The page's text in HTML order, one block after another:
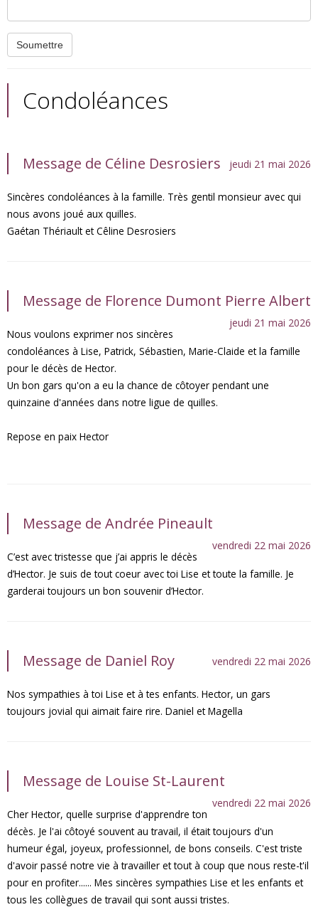
Condoléances
Message de Céline Desrosiers jeudi 21 mai 2026
Sincères condoléances à la famille. Très gentil monsieur avec qui
nous avons joué aux quilles.
Gaétan Thériault et Cêline Desrosiers
Message de Florence Dumont Pierre Albert
jeudi 21 mai 2026
Nous voulons exprimer nos sincères
condoléances à Lise, Patrick, Sébastien, Marie-Claide et la famille
pour le décès de Hector.
Un bon gars qu'on a eu la chance de côtoyer pendant une
quinzaine d'années dans notre ligue de quilles.
Repose en paix Hector
Message de Andrée Pineault
vendredi 22 mai 2026
C’est avec tristesse que j’ai appris le décès
d’Hector. Je suis de tout coeur avec toi Lise et toute la famille. Je
garderai toujours un bon souvenir d’Hector.
Message de Daniel Roy vendredi 22 mai 2026
Nos sympathies à toi Lise et à tes enfants. Hector, un gars
toujours jovial qui aimait faire rire. Daniel et Magella
Message de Louise St-Laurent
vendredi 22 mai 2026
Cher Hector, quelle surprise d'apprendre ton
décès. Je l'ai côtoyé souvent au travail, il était toujours d'un
humeur égal, joyeux, professionnel, de bons conseils. C'est triste
d'avoir passé notre vie à travailler et tout à coup que nous reste-t'il
pour en profiter...... Mes sincères sympathies Lise et les enfants et
tous les collègues de travail qui sont aussi tristes.